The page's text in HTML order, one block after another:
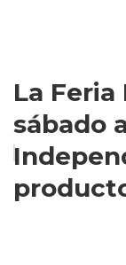
La
sábado